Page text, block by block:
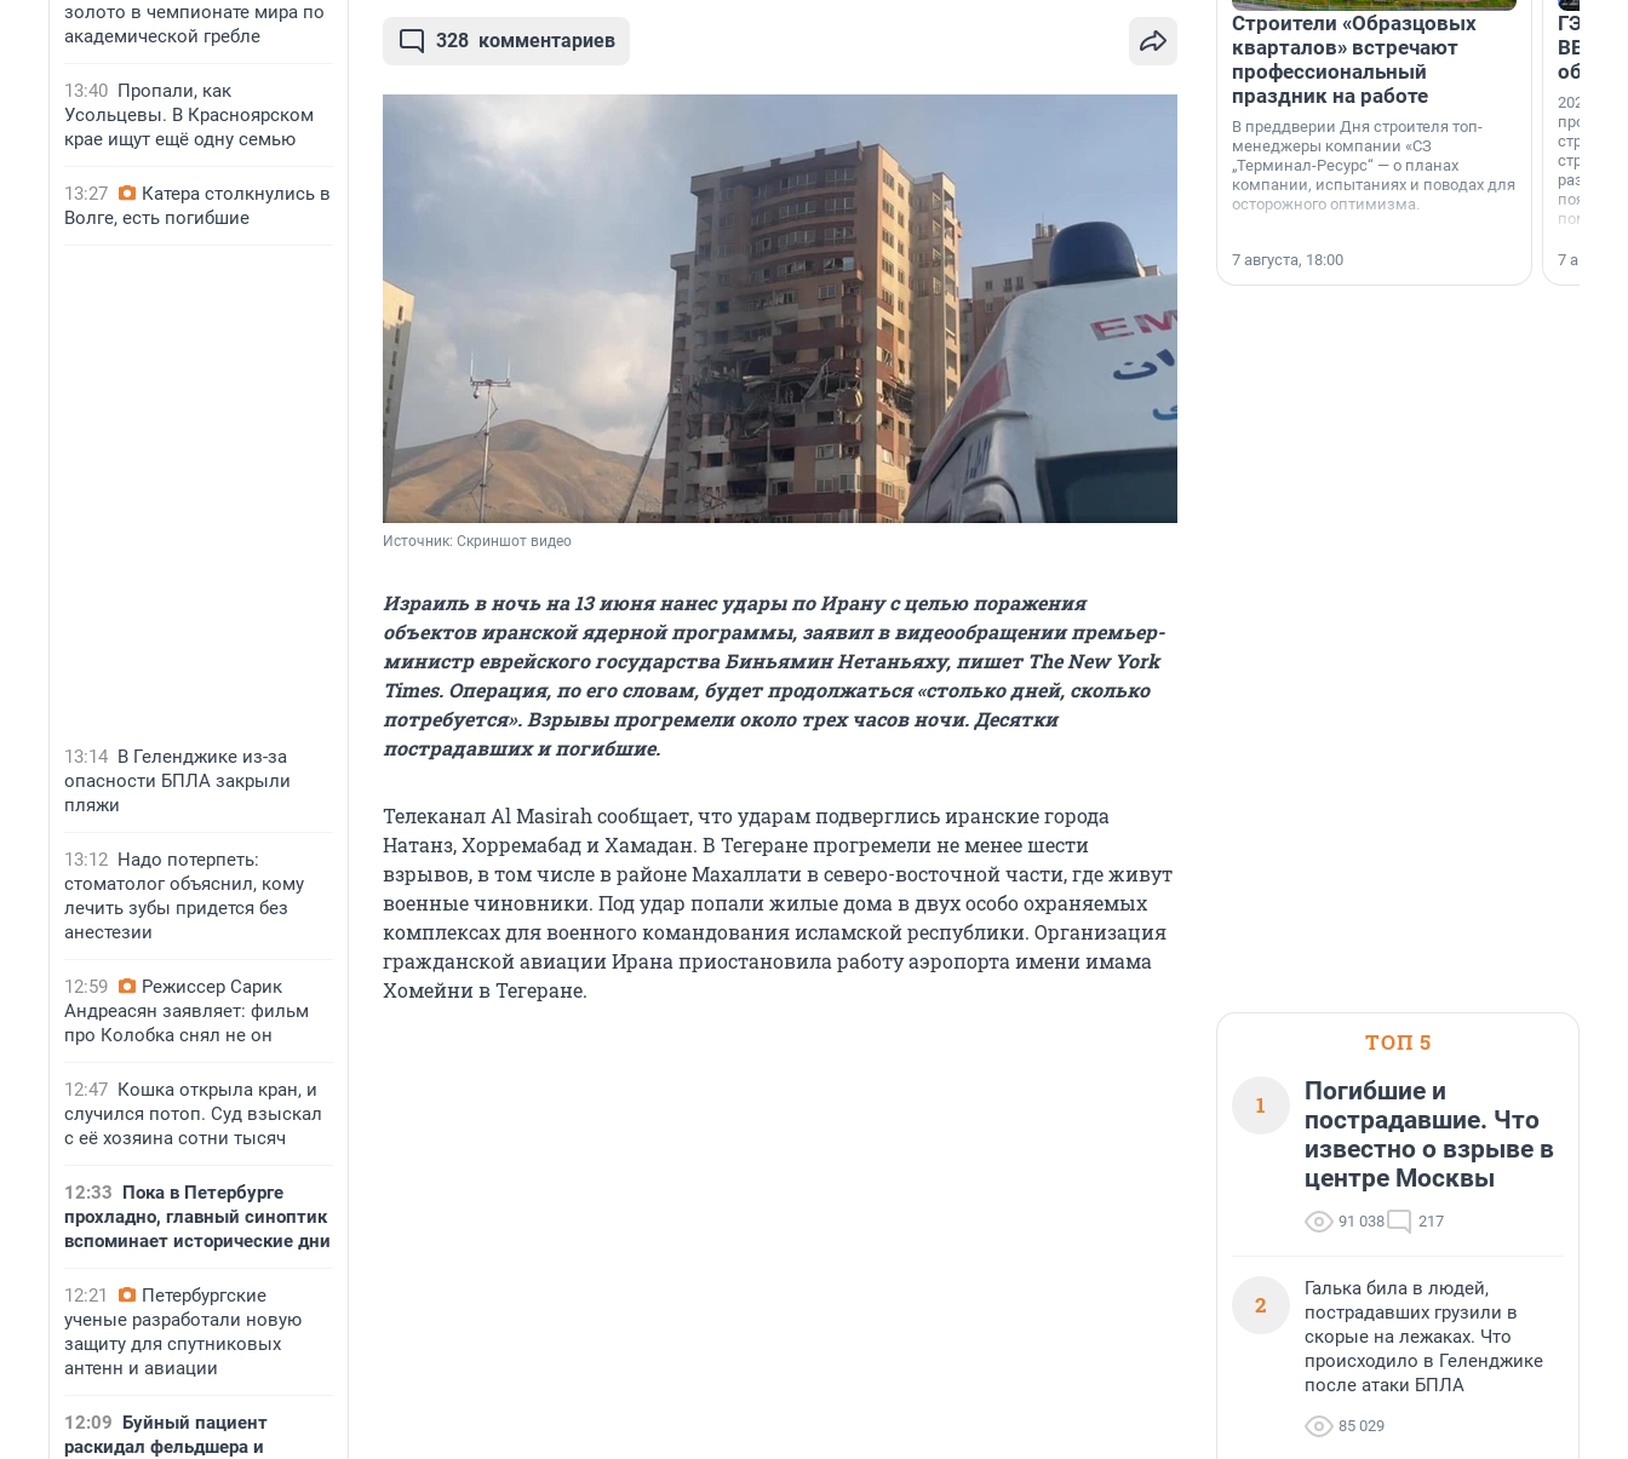
золото в чемпионате мира по
академической гребле
13:40 Пропали, как
Усольцевы. В Красноярском
крае ищут ещё одну семью
13:27
Катера столкнулись в
Волге, есть погибшие
13:14 В Геленджике из-за
опасности БПЛА закрыли
пляжи
13:12 Надо потерпеть:
стоматолог объяснил, кому
лечить зубы придется без
анестезии
12:59
Режиссер Сарик
Андреасян заявляет: фильм
про Колобка снял не он
12:47 Кошка открыла кран, и
случился потоп. Суд взыскал
с её хозяина сотни тысяч
12:33 Пока в Петербурге
прохладно, главный синоптик
вспоминает исторические дни
12:21
Петербургские
ученые разработали новую
защиту для спутниковых
антенн и авиации
12:09 Буйный пациент
раскидал фельдшера и
328 комментариев
Источник: Скриншот видео
Израиль в ночь на 13 июня нанес удары по Ирану с целью поражения
объектов иранской ядерной программы, заявил в видеообращении премьер-
министр еврейского государства Биньямин Нетаньяху, пишет The New York
Times. Операция, по его словам, будет продолжаться «столько дней, сколько
потребуется». Взрывы прогремели около трех часов ночи. Десятки
пострадавших и погибшие.
Телеканал Al Masirah сообщает, что ударам подверглись иранские города
Натанз, Хорремабад и Хамадан. В Тегеране прогремели не менее шести
взрывов, в том числе в районе Махаллати в северо-восточной части, где живут
военные чиновники. Под удар попали жилые дома в двух особо охраняемых
комплексах для военного командования исламской республики. Организация
гражданской авиации Ирана приостановила работу аэропорта имени имама
Хомейни в Тегеране.
Строители «Образцовых
кварталов» встречают
профессиональный
праздник на работе
В преддверии Дня строителя топ-
менеджеры компании «СЗ
„Терминал-Ресурс“ — о планах
компании, испытаниях и поводах для
осторожного оптимизма.
7 августа, 18:00
ГЭС,
ВВП: в
об
2026-й —
раз. В
7
ТОП 5
1
Погибшие и
пострадавшие. Что
известно о взрыве в
центре Москвы
91 038 217
2
Галька била в людей,
пострадавших грузили в
скорые на лежаках. Что
происходило в Геленджике
после атаки БПЛА
85 029